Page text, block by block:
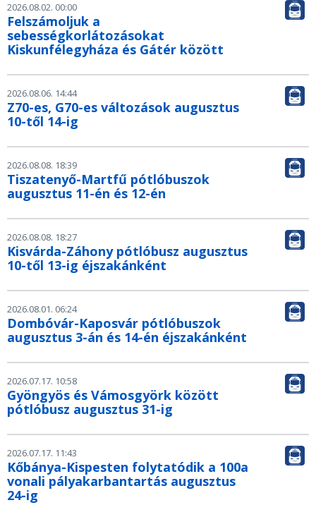
2026.08.02. 00:00
Felszámoljuk a
sebességkorlátozásokat
Kiskunfélegyháza és Gátér között
2026.08.06. 14:44
Z70-es, G70-es változások augusztus
10-től 14-ig
2026.08.08. 18:39
Tiszatenyő-Martfű pótlóbuszok
augusztus 11-én és 12-én
2026.08.08. 18:27
Kisvárda-Záhony pótlóbusz augusztus
10-től 13-ig éjszakánként
2026.08.01. 06:24
Dombóvár-Kaposvár pótlóbuszok
augusztus 3-án és 14-én éjszakánként
2026.07.17. 10:58
Gyöngyös és Vámosgyörk között
pótlóbusz augusztus 31-ig
2026.07.17. 11:43
Kőbánya-Kispesten folytatódik a 100a
vonali pályakarbantartás augusztus
24-ig